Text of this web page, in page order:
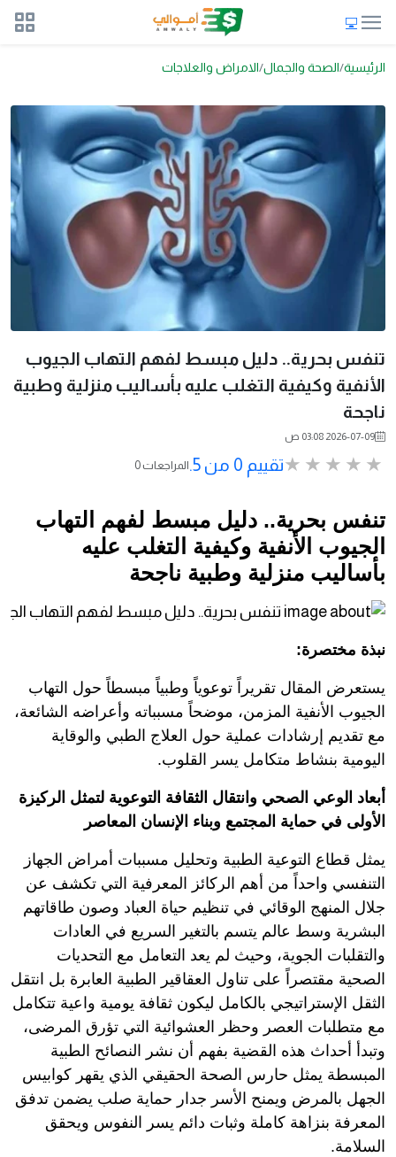
الرئيسية الصحة والجمال الامراض والعلاجات
تنفس بحرية.. دليل مبسط لفهم التهاب الجيوب
الأنفية وكيفية التغلب عليه بأساليب منزلية وطبية
ناجحة
2026-07-09 03:08 ص
تقييم 0 من 5. 0 المراجعات
تنفس بحرية.. دليل مبسط لفهم التهاب
الجيوب الأنفية وكيفية التغلب عليه
بأساليب منزلية وطبية ناجحة
نبذة مختصرة:
يستعرض المقال تقريراً توعوياً وطبياً مبسطاً حول التهاب
الجيوب الأنفية المزمن، موضحاً مسبباته وأعراضه الشائعة،
مع تقديم إرشادات عملية حول العلاج الطبي والوقاية
اليومية بنشاط متكامل يسر القلوب.
أبعاد الوعي الصحي وانتقال الثقافة التوعوية لتمثل الركيزة
الأولى في حماية المجتمع وبناء الإنسان المعاصر
يمثل قطاع التوعية الطبية وتحليل مسببات أمراض الجهاز
التنفسي واحداً من أهم الركائز المعرفية التي تكشف عن
جلال المنهج الوقائي في تنظيم حياة العباد وصون طاقاتهم
البشرية وسط عالم يتسم بالتغير السريع في العادات
والتقلبات الجوية، وحيث لم يعد التعامل مع التحديات
الصحية مقتصراً على تناول العقاقير الطبية العابرة بل انتقل
الثقل الإستراتيجي بالكامل ليكون ثقافة يومية واعية تتكامل
مع متطلبات العصر وحظر العشوائية التي تؤرق المرضى،
وتبدأ أحداث هذه القضية بفهم أن نشر النصائح الطبية
المبسطة يمثل حارس الصحة الحقيقي الذي يقهر كوابيس
الجهل بالمرض ويمنح الأسر جدار حماية صلب يضمن تدفق
المعرفة بنزاهة كاملة وثبات دائم يسر النفوس ويحقق
السلامة.